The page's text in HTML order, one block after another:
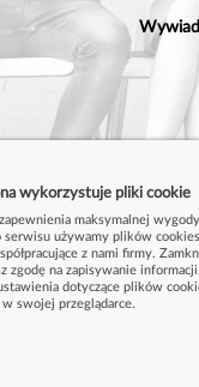
wykorzystuje pliki cookie
maksymalnej
serwisu używamy plików
z nami firmy.
zgodę na zapisywanie
dotyczące plików
w swojej przeglądarce.